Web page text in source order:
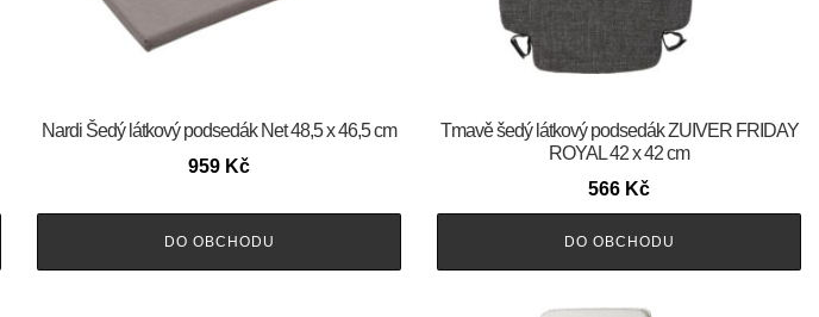
Nardi Šedý látkový podsedák Net 48,5 x 46,5 cm
959 Kč
DO OBCHODU
Tmavě šedý látkový podsedák ZUIVER FRIDAY
ROYAL 42 x 42 cm
566 Kč
DO OBCHODU